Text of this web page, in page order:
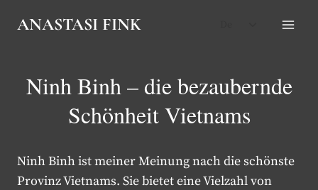
InhaltANASTASI FINK
Untermenü
Ninh Binh – die bezaubernde
Schönheit Vietnams
Ninh Binh ist meiner Meinung nach die schönste
Provinz Vietnams. Sie bietet eine Vielzahl von